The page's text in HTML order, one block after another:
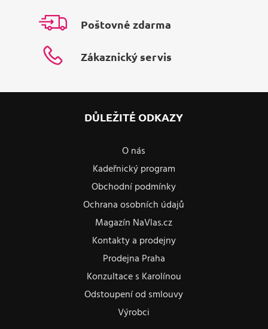
Poštovné zdarma
Zákaznický servis
DŮLEŽITÉ ODKAZY
O nás
Kadeřnický program
Obchodní podmínky
Ochrana osobních údajů
Magazín NaVlas.cz
Kontakty a prodejny
Prodejna Praha
Konzultace s Karolínou
Odstoupení od smlouvy
Výrobci